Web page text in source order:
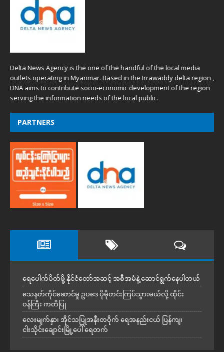
Delta News Agency is the one of the handful of the local media
outlets operating in Myanmar. Based in the Irrawaddy delta region ,
DNA aims to contribute socio-economic development of the region
serving the information needs of the local public.
PARTNERS
ရေပေါက်ပိတ်ဖို့ နိုင်ငံတော်အဆင့် အစီအမံနဲ့ ဆောင်ရွက်နေပါတယ်
သေနတ်ကိုင်ဆောင်မှု ဥပဒေ ပိုမိုတင်းကြပ်သွားမယ်လို့ ထိုင်း
ဝန်ကြီး ကတိပြု
လေးမျက်နှာ၊ အိုင်သပြုအနီးတဝိုက် ရေအနည်းငယ် ပြန်ကျ၊
ငါးသိုင်းချောင်းမြို့ပေါ် ရေတက်